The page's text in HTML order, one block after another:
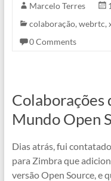
Marcelo Terres
colaboração, webrtc,
0 Comments
Colaborações
Mundo Open
Dias atrás, fui
para Zimbra que
versão Open Source, e